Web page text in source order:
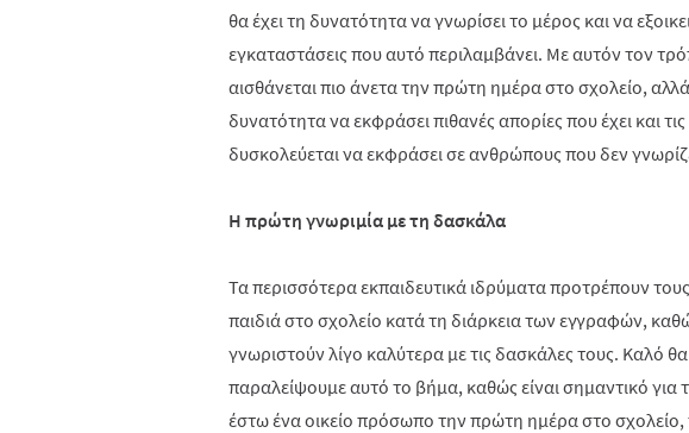
θα έχει τη δυνατότητα να γνωρίσει το μέρος και να
εγκαταστάσεις που αυτό περιλαμβάνει. Με αυτόν τον
αισθάνεται πιο άνετα την πρώτη ημέρα στο σχολείο,
δυνατότητα να εκφράσει πιθανές απορίες που έχει και
δυσκολεύεται να εκφράσει σε ανθρώπους που δεν
Η πρώτη γνωριμία με τη δασκάλα
Τα περισσότερα εκπαιδευτικά ιδρύματα προτρέπουν
παιδιά στο σχολείο κατά τη διάρκεια των εγγραφών,
γνωριστούν λίγο καλύτερα με τις δασκάλες τους. Καλό
παραλείψουμε αυτό το βήμα, καθώς είναι σημαντικό για
έστω ένα οικείο πρόσωπο την πρώτη ημέρα στο σχολείο,